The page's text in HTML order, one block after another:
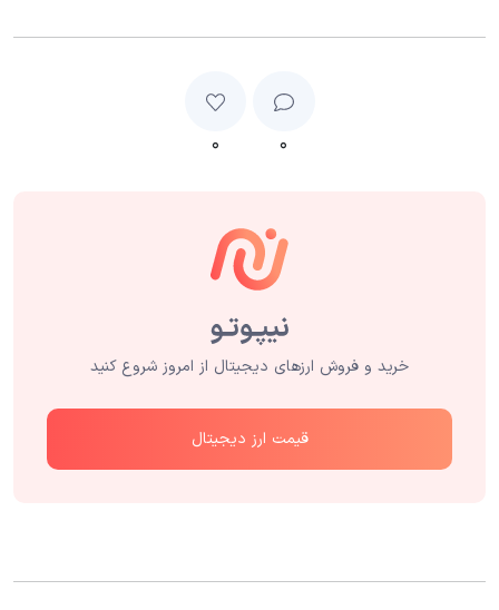
۰ ۰
خرید و فروش ارزهای دیجیتال از امروز شروع کنید
قیمت ارز دیجیتال